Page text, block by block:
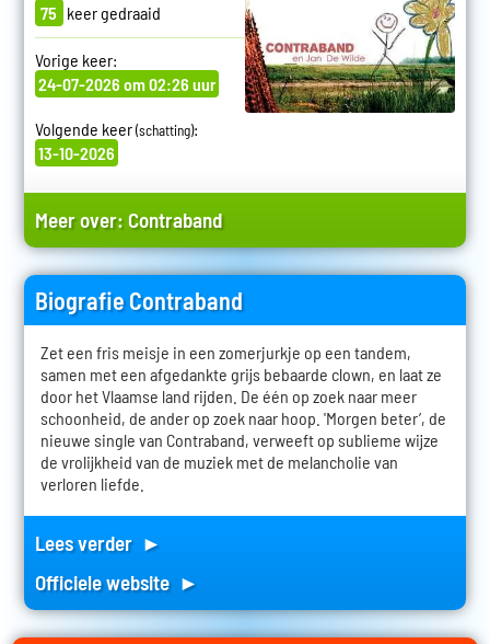
75 keer gedraaid
Vorige keer:
24-07-2026 om 02:26 uur
Volgende keer(schatting):
13-10-2026
Meer over: Contraband
Biografie Contraband
Zet een fris meisje in een zomerjurkje op een tandem,
samen met een afgedankte grijs bebaarde clown, en laat ze
door het Vlaamse land rijden. De één op zoek naar meer
schoonheid, de ander op zoek naar hoop. 'Morgen beter’, de
nieuwe single van Contraband, verweeft op sublieme wijze
de vrolijkheid van de muziek met de melancholie van
verloren liefde.
Lees verder ►
Officiele website ►